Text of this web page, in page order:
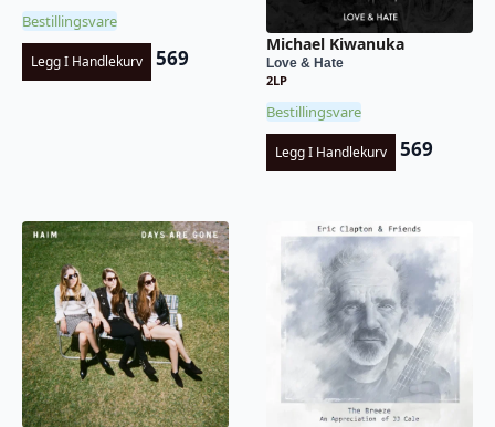
Bestillingsvare
Legg I Handlekurv 569
Michael Kiwanuka
Love & Hate
2LP
Bestillingsvare
Legg I Handlekurv 569